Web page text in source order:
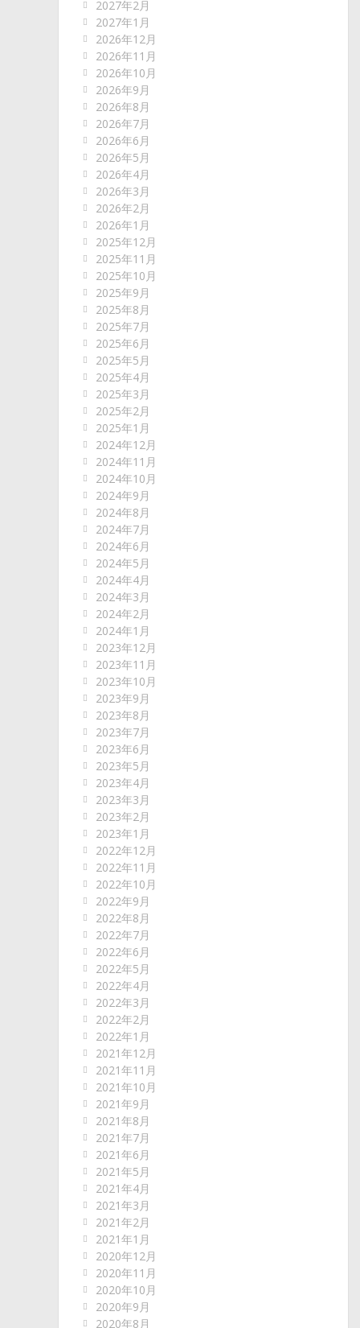
2027年2月
2027年1月
2026年12月
2026年11月
2026年10月
2026年9月
2026年8月
2026年7月
2026年6月
2026年5月
2026年4月
2026年3月
2026年2月
2026年1月
2025年12月
2025年11月
2025年10月
2025年9月
2025年8月
2025年7月
2025年6月
2025年5月
2025年4月
2025年3月
2025年2月
2025年1月
2024年12月
2024年11月
2024年10月
2024年9月
2024年8月
2024年7月
2024年6月
2024年5月
2024年4月
2024年3月
2024年2月
2024年1月
2023年12月
2023年11月
2023年10月
2023年9月
2023年8月
2023年7月
2023年6月
2023年5月
2023年4月
2023年3月
2023年2月
2023年1月
2022年12月
2022年11月
2022年10月
2022年9月
2022年8月
2022年7月
2022年6月
2022年5月
2022年4月
2022年3月
2022年2月
2022年1月
2021年12月
2021年11月
2021年10月
2021年9月
2021年8月
2021年7月
2021年6月
2021年5月
2021年4月
2021年3月
2021年2月
2021年1月
2020年12月
2020年11月
2020年10月
2020年9月
2020年8月